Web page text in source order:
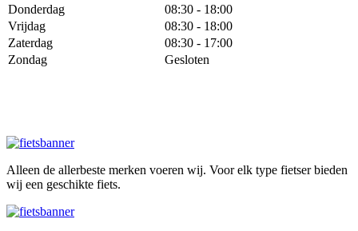
Donderdag
08:30 - 18:00
Vrijdag
08:30 - 18:00
Zaterdag
08:30 - 17:00
Zondag
Gesloten
Alleen de allerbeste merken voeren wij. Voor elk type fietser bieden
wij een geschikte fiets.